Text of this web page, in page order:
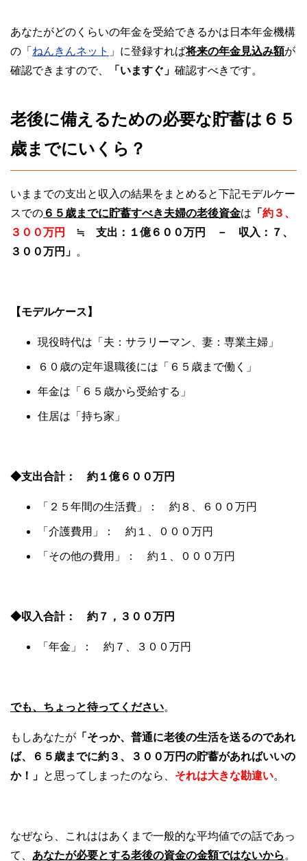
あなたがどのくらいの年金を受給できるかは日本年金機構
の「 ねんきんネット 」に登録すれば将来の年金見込み額が
確認できますので、
「いますぐ」 確認すべきです。
老後に備えるための必要な貯蓄は６５
歳までにいくら？
いままでの支出と収入の結果をまとめると下記モデルケー
スでの ６５歳までに貯蓄すべき夫婦の老後資金は 「 約３、
３００万円
≒ 支出：１億６００万円 － 収入：７、
３００万円」 。
【モデルケース】
現役時代は「夫：サラリーマン、妻：専業主婦」
６０歳の定年退職後には「６５歳まで働く」
年金は「６５歳から受給する」
住居は「持ち家」
◆支出合計： 約１億６００万円
「２５年間の生活費」： 約８、６００万円
「介護費用」： 約１、０００万円
「その他の費用」： 約１、０００万円
◆収入合計： 約７，３００万円
「年金」： 約７、３００万円
でも、ちょっと待ってください。
もしあなたが 「そっか、普通に老後の生活を送るのであれ
ば、６５歳までに約３、３００万円の貯蓄があればいいの
か！」 と思ってしまったのなら、 それは大きな勘違い。
なぜなら、これははあくまで一般的な平均値での話であっ
て、 あなたが必要とする老後の資金の金額ではないから 。